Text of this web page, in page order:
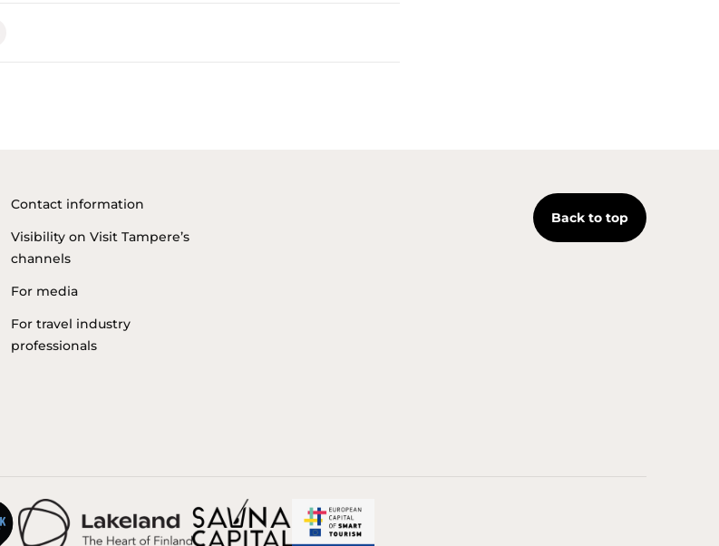
Contact information
Visibility on Visit Tampere’s
channels
For media
For travel industry
professionals
Back to top